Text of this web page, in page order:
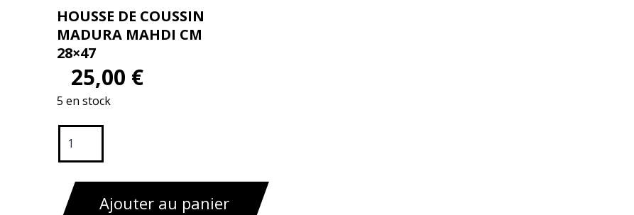
HOUSSE DE COUSSIN
MADURA MAHDI CM
28×47
25,00 €
5 en stock
de
coussinAjouter au panier